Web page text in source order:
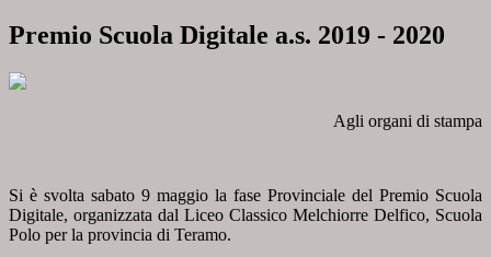
Premio Scuola Digitale a.s. 2019 - 2020
Agli organi di stampa
Si è svolta sabato 9 maggio la fase Provinciale del Premio Scuola
Digitale, organizzata dal Liceo Classico Melchiorre Delfico, Scuola
Polo per la provincia di Teramo.